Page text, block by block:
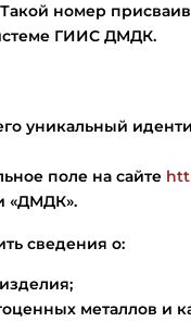
номер
ГИИС ДМДК.
уникальный
поле на сайте
«ДМДК».
сведения о:
металлов и